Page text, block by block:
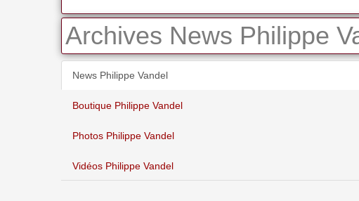
Archives News Philippe
News Philippe Vandel
Boutique Philippe Vandel
Photos Philippe Vandel
Vidéos Philippe Vandel